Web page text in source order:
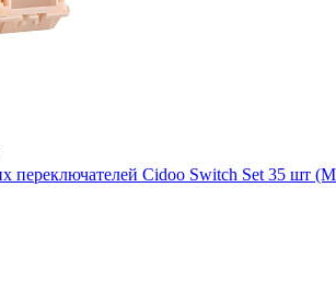
переключателей Cidoo Switch Set 35 шт